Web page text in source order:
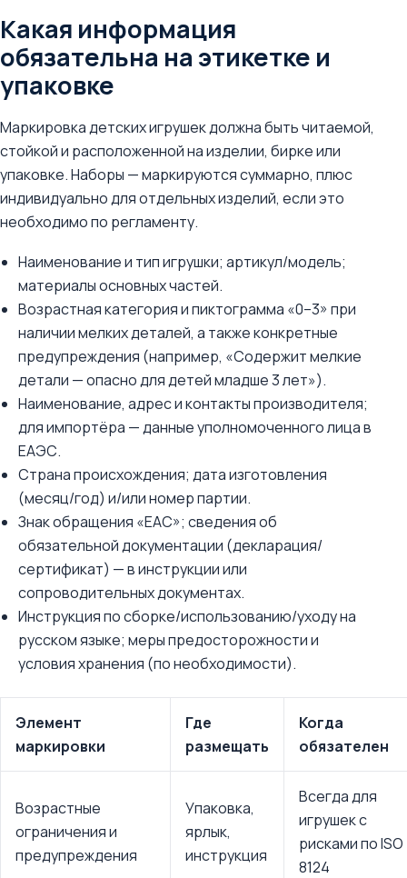
Какая информация
обязательна на этикетке и
упаковке
Маркировка детских игрушек должна быть читаемой,
стойкой и расположенной на изделии, бирке или
упаковке. Наборы — маркируются суммарно, плюс
индивидуально для отдельных изделий, если это
необходимо по регламенту.
Наименование и тип игрушки; артикул/модель;
материалы основных частей.
Возрастная категория и пиктограмма «0–3» при
наличии мелких деталей, а также конкретные
предупреждения (например, «Содержит мелкие
детали — опасно для детей младше 3 лет»).
Наименование, адрес и контакты производителя;
для импортёра — данные уполномоченного лица в
ЕАЭС.
Страна происхождения; дата изготовления
(месяц/год) и/или номер партии.
Знак обращения «EAC»; сведения об
обязательной документации (декларация/
сертификат) — в инструкции или
сопроводительных документах.
Инструкция по сборке/использованию/уходу на
русском языке; меры предосторожности и
условия хранения (по необходимости).
Элемент
маркировки
Где
размещать
Когда
обязателен
Возрастные
ограничения и
предупреждения
Упаковка,
ярлык,
инструкция
Всегда для
игрушек с
рисками по ISO
8124